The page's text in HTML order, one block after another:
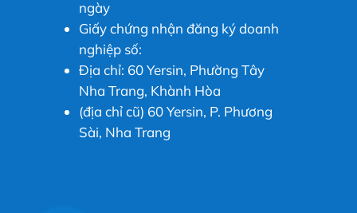
ngày
Giấy chứng nhận đăng ký doanh
nghiệp số:
Địa chỉ: 60 Yersin, Phường Tây
Nha Trang, Khành Hòa
(địa chỉ cũ) 60 Yersin, P. Phương
Sài, Nha Trang